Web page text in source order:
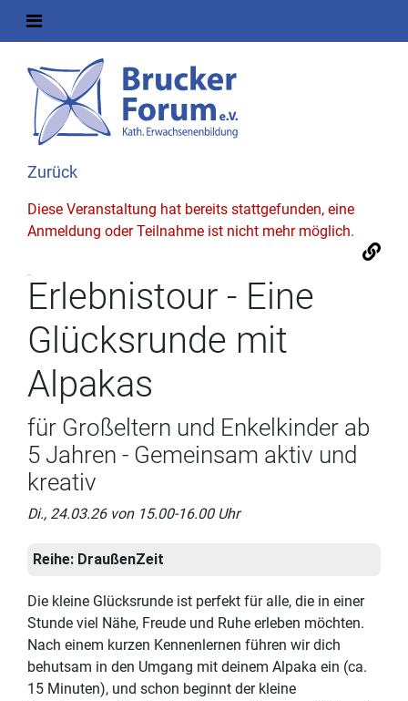
Zurück
Diese Veranstaltung hat bereits stattgefunden, eine
Anmeldung oder Teilnahme ist nicht mehr möglich.
Erlebnistour - Eine
Glücksrunde mit
Alpakas
für Großeltern und Enkelkinder ab
5 Jahren - Gemeinsam aktiv und
kreativ
Di., 24.03.26 von 15.00-16.00 Uhr
Reihe: DraußenZeit
Die kleine Glücksrunde ist perfekt für alle, die in einer
Stunde viel Nähe, Freude und Ruhe erleben möchten.
Nach einem kurzen Kennenlernen führen wir dich
behutsam in den Umgang mit deinem Alpaka ein (ca.
15 Minuten), und schon beginnt der kleine